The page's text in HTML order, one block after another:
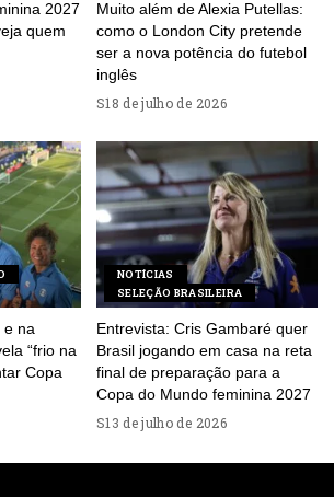
2027
quem
Muito além de Alexia Putellas:
como o London City pretende
ser a nova potência do futebol
inglês
18 de julho de 2026
e na
“frio na
Copa
NOTÍCIAS
SELEÇÃO BRASILEIRA
Entrevista: Cris Gambaré quer
Brasil jogando em casa na reta
final de preparação para a
Copa do Mundo feminina 2027
13 de julho de 2026